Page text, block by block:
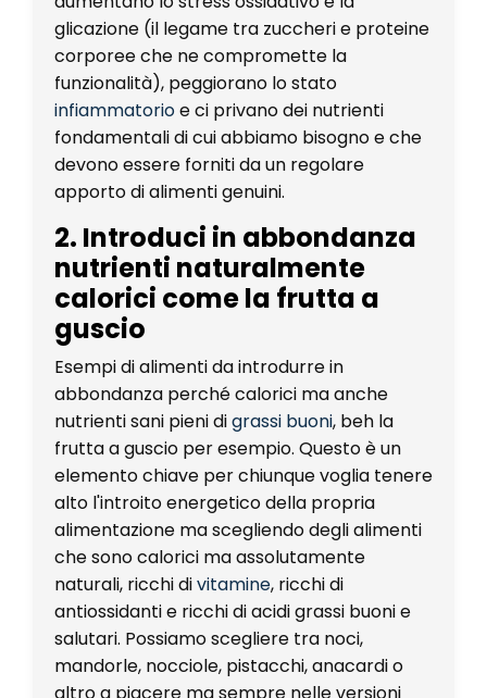
glicazione (il legame tra zuccheri e proteine
corporee che ne compromette la
funzionalità), peggiorano lo stato
infiammatorioe ci privano dei nutrienti
fondamentali di cui abbiamo bisogno e che
devono essere forniti da un regolare
apporto di alimenti genuini.
2. Introduci in abbondanza
nutrienti naturalmente
calorici come la frutta a
guscio
Esempi di alimenti da introdurre in
abbondanza perché calorici ma anche
nutrienti sani pieni digrassi buoni, beh la
frutta a guscio per esempio. Questo è un
elemento chiave per chiunque voglia tenere
alto l'introito energetico della propria
alimentazione ma scegliendo degli alimenti
che sono calorici ma assolutamente
naturali, ricchi divitamine, ricchi di
antiossidanti e ricchi di acidi grassi buoni e
salutari. Possiamo scegliere tra noci,
mandorle, nocciole, pistacchi, anacardi o
altro a piacere ma sempre nelle versioni